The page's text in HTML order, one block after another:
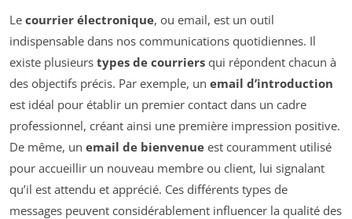
Le courrier électronique, ou email, est un outil
indispensable dans nos communications quotidiennes. Il
existe plusieurs types de courriers qui répondent chacun à
des objectifs précis. Par exemple, un email d’introduction
est idéal pour établir un premier contact dans un cadre
professionnel, créant ainsi une première impression positive.
De même, un email de bienvenue est couramment utilisé
pour accueillir un nouveau membre ou client, lui signalant
qu’il est attendu et apprécié. Ces différents types de
messages peuvent considérablement influencer la qualité des